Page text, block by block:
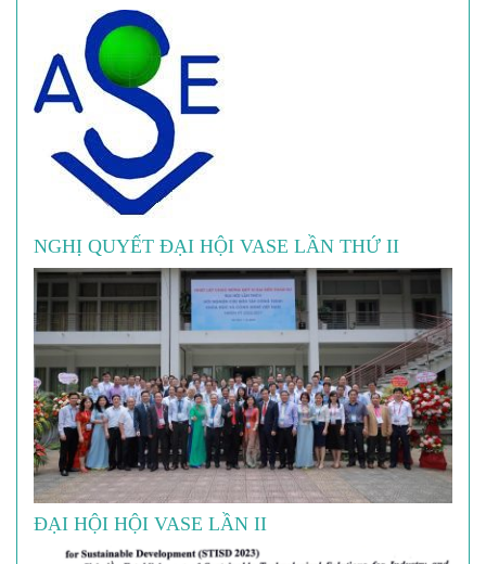
NGHỊ QUYẾT ĐẠI HỘI VASE LẦN THỨ II
ĐẠI HỘI HỘI VASE LẦN II